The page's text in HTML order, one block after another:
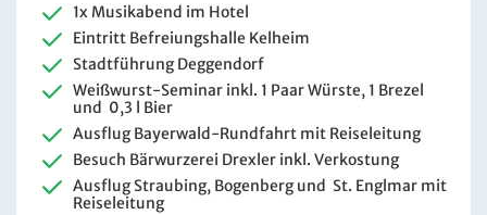
1x Musikabend im Hotel
Eintritt Befreiungshalle Kelheim
Stadtführung Deggendorf
Weißwurst-Seminar inkl. 1 Paar Würste, 1 Brezel
und 0,3 l Bier
Ausflug Bayerwald-Rundfahrt mit Reiseleitung
Besuch Bärwurzerei Drexler inkl. Verkostung
Ausflug Straubing, Bogenberg und St. Englmar mit
Reiseleitung